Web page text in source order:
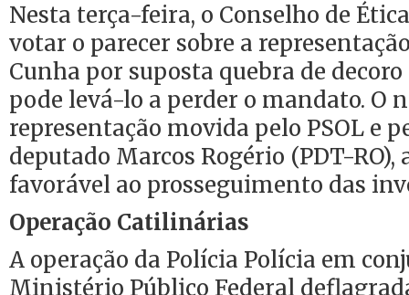
Nesta terça-feira, o Conselho de
votar o parecer sobre a
Cunha por suposta quebra de
pode levá-lo a perder o mandato. O
representação movida pelo PSOL e
deputado Marcos Rogério (PDT-RO),
favorável ao prosseguimento das
Operação Catilinárias
A operação da Polícia Polícia em
Ministério Público Federal